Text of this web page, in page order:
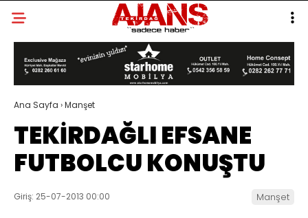
Ana Sayfa ›Manşet
TEKİRDAĞLI EFSANE
FUTBOLCU KONUŞTU
Giriş: 25-07-2013 00:00 Manşet